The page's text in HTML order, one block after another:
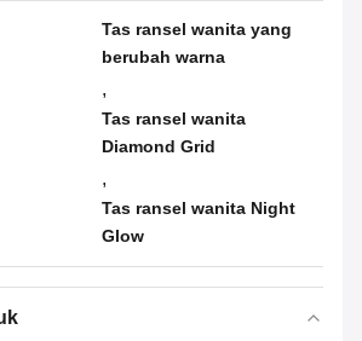
Tas ransel wanita yang
berubah warna
,
Tas ransel wanita
Diamond Grid
,
Tas ransel wanita Night
Glow